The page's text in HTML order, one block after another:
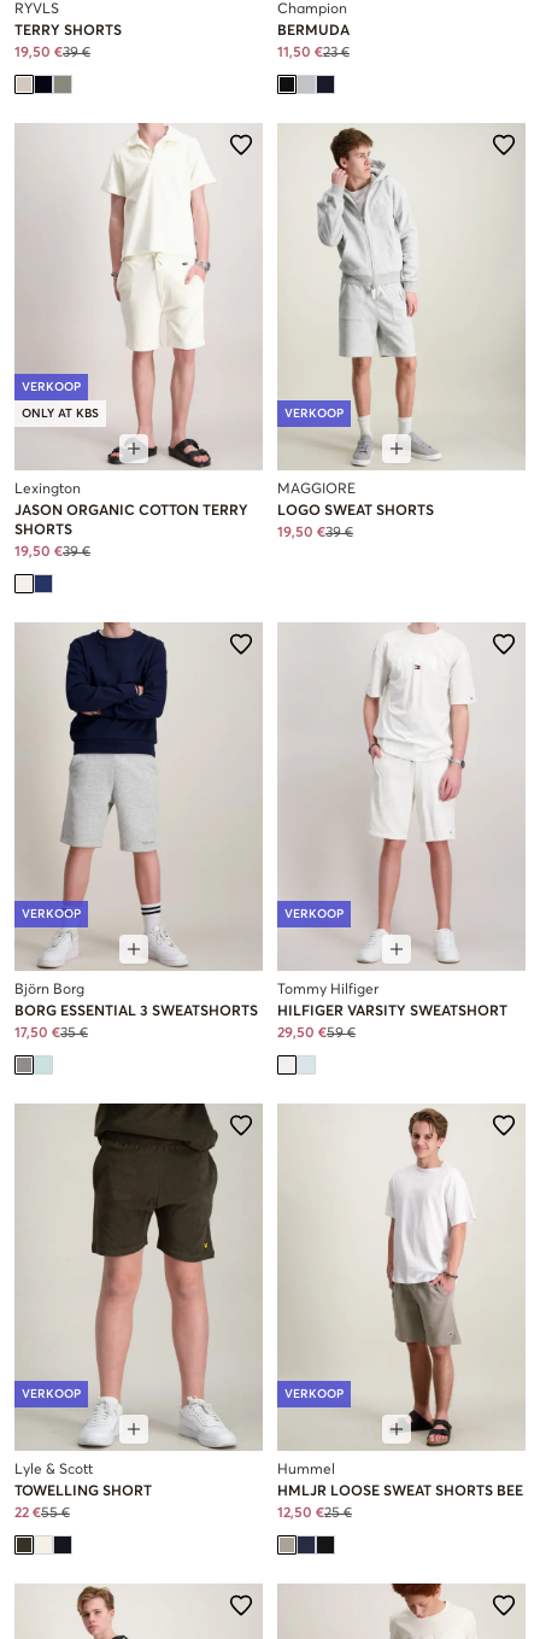
RYVLS
TERRY SHORTS
19,50 €39 €
Champion
BERMUDA
11,50 €23 €
VERKOOP
ONLY AT KBS
Lexington
JASON ORGANIC COTTON TERRY
SHORTS
19,50 €39 €
VERKOOP
MAGGIORE
LOGO SWEAT SHORTS
19,50 €39 €
VERKOOP
Björn Borg
BORG ESSENTIAL 3 SWEATSHORTS
17,50 €35 €
VERKOOP
Tommy Hilfiger
HILFIGER VARSITY SWEATSHORT
29,50 €59 €
VERKOOP
Lyle & Scott
TOWELLING SHORT
22 €55 €
VERKOOP
Hummel
HMLJR LOOSE SWEAT SHORTS BEE
12,50 €25 €